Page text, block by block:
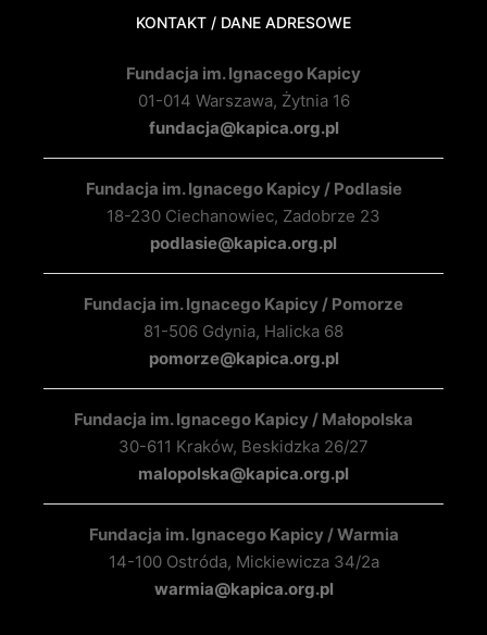
KONTAKT / DANE ADRESOWE
Fundacja im. Ignacego Kapicy
01-014 Warszawa, Żytnia 16
fundacja@kapica.org.pl
Fundacja im. Ignacego Kapicy / Podlasie
18-230 Ciechanowiec, Zadobrze 23
podlasie@kapica.org.pl
Fundacja im. Ignacego Kapicy / Pomorze
81-506 Gdynia, Halicka 68
pomorze@kapica.org.pl
Fundacja im. Ignacego Kapicy / Małopolska
30-611 Kraków, Beskidzka 26/27
malopolska@kapica.org.pl
Fundacja im. Ignacego Kapicy / Warmia
14-100 Ostróda, Mickiewicza 34/2a
warmia@kapica.org.pl